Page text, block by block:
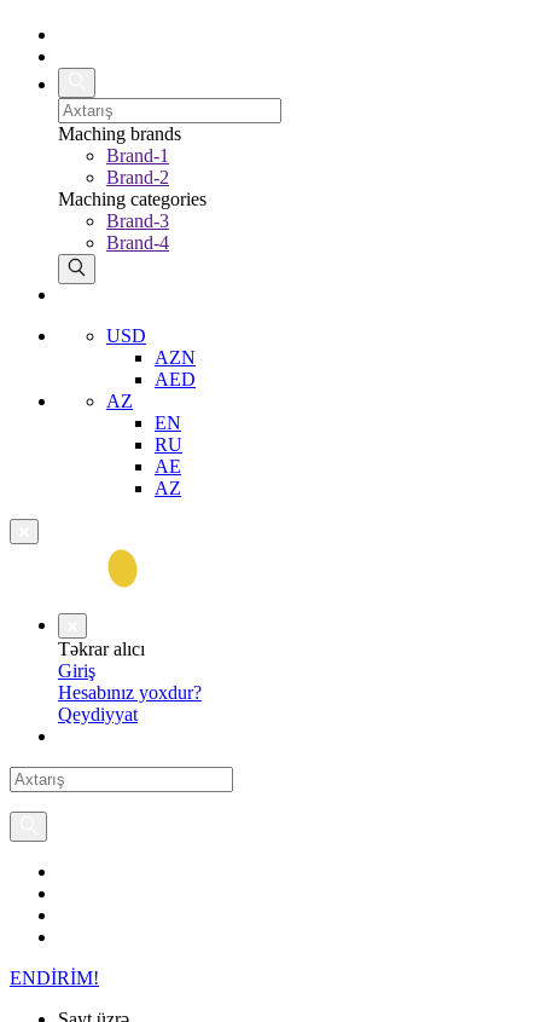
Maching brands
Brand-1
Brand-2
Maching categories
Brand-3
Brand-4
USD
AZN
AED
AZ
EN
RU
AE
AZ
Təkrar alıcı
Giriş
Hesabınız yoxdur?
Qeydiyyat
ENDİRİM!